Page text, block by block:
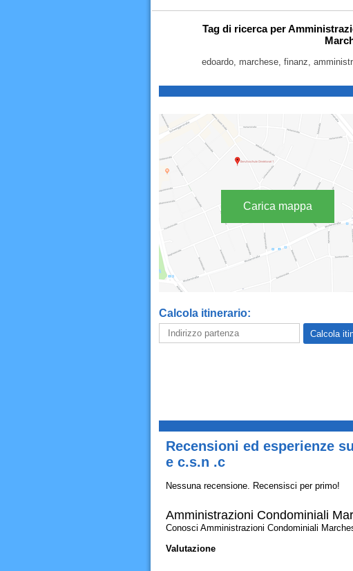
Tag di ricerca per
edoardo, marchese, finanz,
Carica mappa
Calcola itinerario:
Recensioni ed esperienze
e c.s.n .c
Nessuna recensione. Recensisci per primo!
Amministrazioni Condominiali
Conosci Amministrazioni Condominiali
Valutazione